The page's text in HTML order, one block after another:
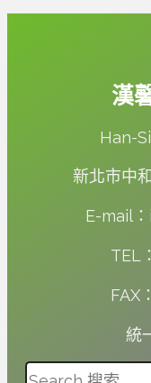
漢
Han-
新北市中
E-mail
TEL
FAX
統